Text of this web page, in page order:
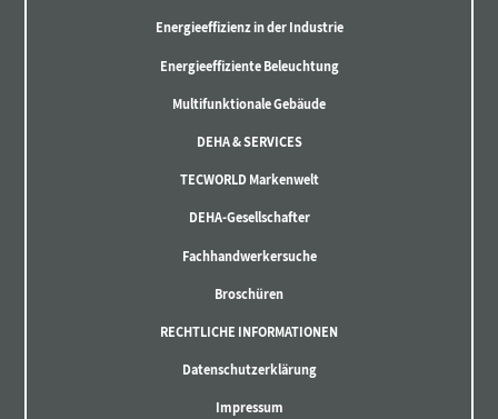
Energieeffizienz in der Industrie
Energieeffiziente Beleuchtung
Multifunktionale Gebäude
DEHA & SERVICES
TECWORLD Markenwelt
DEHA-Gesellschafter
Fachhandwerkersuche
Broschüren
RECHTLICHE INFORMATIONEN
Datenschutzerklärung
Impressum